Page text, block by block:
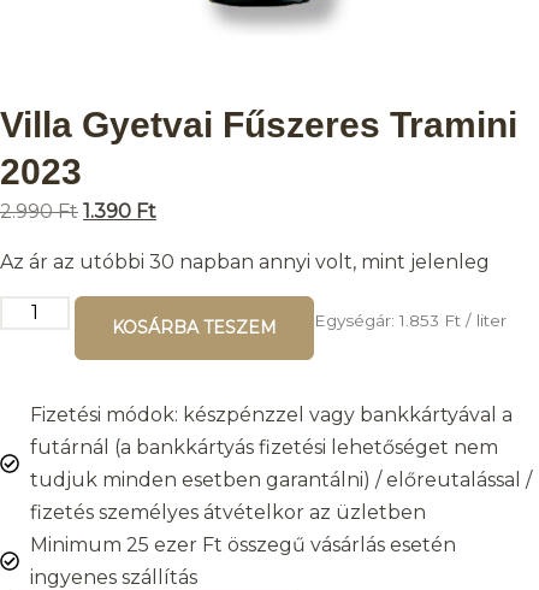
Villa Gyetvai Fűszeres Tramini
2023
2.990Ft 1.390 Ft
Az ár az utóbbi 30 napban annyi volt, mint jelenleg
KOSÁRBA TESZEM Egységár:1.853 Ft / liter
Fizetési módok: készpénzzel vagy bankkártyával a
futárnál (a bankkártyás fizetési lehetőséget nem
tudjuk minden esetben garantálni) / előreutalással /
fizetés személyes átvételkor az üzletben
Minimum 25 ezer Ft összegű vásárlás esetén
ingyenes szállítás